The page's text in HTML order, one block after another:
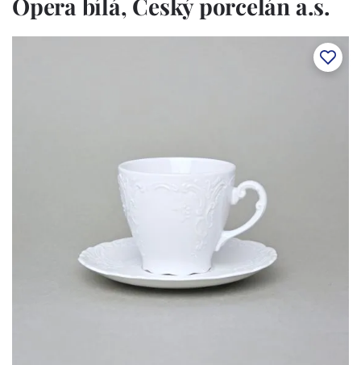
Opera bílá, Český porcelán a.s.